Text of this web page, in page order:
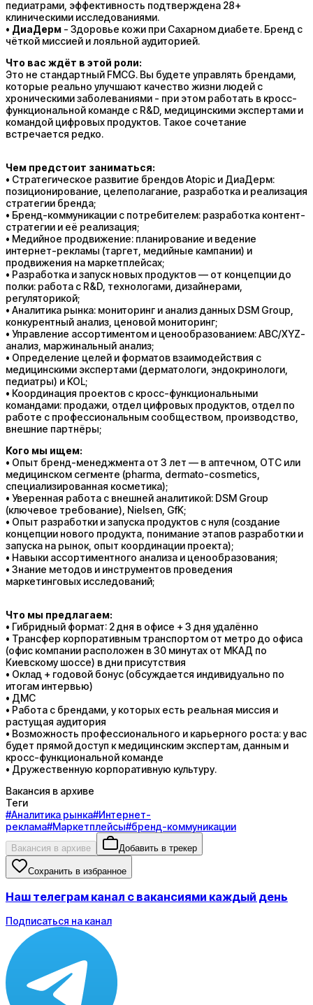
педиатрами, эффективность подтверждена 28+
клиническими исследованиями.
• ДиаДерм - Здоровье кожи при Сахарном диабете. Бренд с
чёткой миссией и лояльной аудиторией.
Что вас ждёт в этой роли:
Это не стандартный FMCG. Вы будете управлять брендами,
которые реально улучшают качество жизни людей с
хроническими заболеваниями - при этом работать в кросс-
функциональной команде с R&D, медицинскими экспертами и
командой цифровых продуктов. Такое сочетание
встречается редко.
Чем предстоит заниматься:
• Стратегическое развитие брендов Atopic и ДиаДерм:
позиционирование, целеполагание, разработка и реализация
стратегии бренда;
• Бренд-коммуникации с потребителем: разработка контент-
стратегии и её реализация;
• Медийное продвижение: планирование и ведение
интернет-рекламы (таргет, медийные кампании) и
продвижения на маркетплейсах;
• Разработка и запуск новых продуктов — от концепции до
полки: работа с R&D, технологами, дизайнерами,
регуляторикой;
• Аналитика рынка: мониторинг и анализ данных DSM Group,
конкурентный анализ, ценовой мониторинг;
• Управление ассортиментом и ценообразованием: ABC/XYZ-
анализ, маржинальный анализ;
• Определение целей и форматов взаимодействия с
медицинскими экспертами (дерматологи, эндокринологи,
педиатры) и KOL;
• Координация проектов с кросс-функциональными
командами: продажи, отдел цифровых продуктов, отдел по
работе с профессиональным сообществом, производство,
внешние партнёры;
Кого мы ищем:
• Опыт бренд-менеджмента от 3 лет — в аптечном, OTC или
медицинском сегменте (pharma, dermato-cosmetics,
специализированная косметика);
• Уверенная работа с внешней аналитикой: DSM Group
(ключевое требование), Nielsen, GfK;
• Опыт разработки и запуска продуктов с нуля (создание
концепции нового продукта, понимание этапов разработки и
запуска на рынок, опыт координации проекта);
• Навыки ассортиментного анализа и ценообразования;
• Знание методов и инструментов проведения
маркетинговых исследований;
Что мы предлагаем:
• Гибридный формат: 2 дня в офисе + 3 дня удалённо
• Трансфер корпоративным транспортом от метро до офиса
(офис компании расположен в 30 минутах от МКАД по
Киевскому шоссе) в дни присутствия
• Оклад + годовой бонус (обсуждается индивидуально по
итогам интервью)
• ДМС
• Работа с брендами, у которых есть реальная миссия и
растущая аудитория
• Возможность профессионального и карьерного роста: у вас
будет прямой доступ к медицинским экспертам, данным и
кросс-функциональной команде
• Дружественную корпоративную культуру.
Вакансия в архиве
Теги
#Аналитика рынка#Интернет-
реклама#Маркетплейсы#бренд-коммуникации
Вакансия в архиве Добавить в трекер
Сохранить в избранное
Наш телеграм канал с вакансиями каждый день
Подписаться на канал